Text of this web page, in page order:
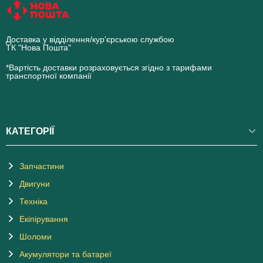
Доставка у відділення/кур'єрською службою
ТК "Нова Пошта"
*Вартість доставки розраховується згідно з тарифами
транспортної компанії
КАТЕГОРІЇ
Запчастини
Двигуни
Техніка
Екіпірування
Шоломи
Акумулятори та батареї